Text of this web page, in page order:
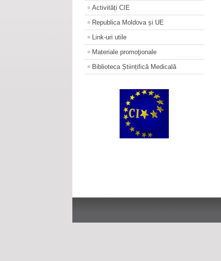
Activități CIE
Republica Moldova și UE
Link-uri utile
Materiale promoţionale
Biblioteca Științifică Medicală